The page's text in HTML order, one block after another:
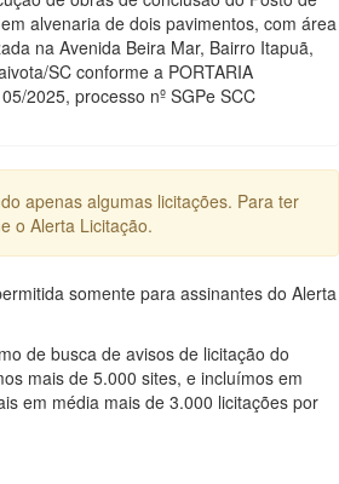
alvenaria de dois pavimentos, com área
na Avenida Beira Mar, Bairro Itapuã,
SC conforme a PORTARIA
2025, processo nº SGPe SCC
apenas algumas licitações. Para ter
o Alerta Licitação.
somente para assinantes do Alerta
de busca de avisos de licitação do
mais de 5.000 sites, e incluímos em
em média mais de 3.000 licitações por